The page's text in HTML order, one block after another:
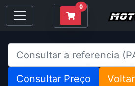
0
Consultar Preço Voltar